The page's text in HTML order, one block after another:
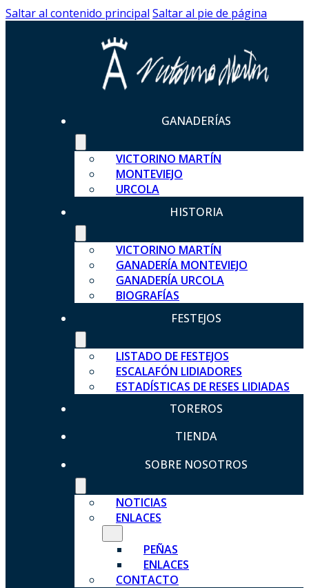
Saltar al contenido principal Saltar al pie de página
GANADERÍAS
VICTORINO MARTÍN
MONTEVIEJO
URCOLA
HISTORIA
VICTORINO MARTÍN
GANADERÍA MONTEVIEJO
GANADERÍA URCOLA
BIOGRAFÍAS
FESTEJOS
LISTADO DE FESTEJOS
ESCALAFÓN LIDIADORES
ESTADÍSTICAS DE RESES LIDIADAS
TOREROS
TIENDA
SOBRE NOSOTROS
NOTICIAS
ENLACES
PEÑAS
ENLACES
CONTACTO